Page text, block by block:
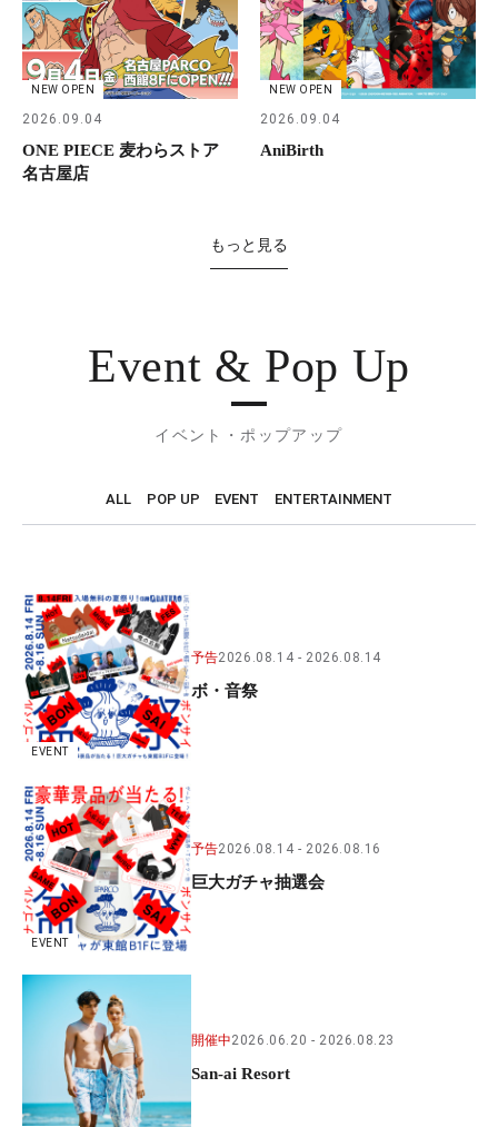
NEW OPEN
2026.09.04
ONE PIECE 麦わらストア
名古屋店
NEW OPEN
2026.09.04
AniBirth
もっと見る
Event & Pop Up
イベント・ポップアップ
ALL POP UP EVENT ENTERTAINMENT
EVENT
予告2026.08.14 2026.08.14
ボ・音祭
EVENT
予告2026.08.14 2026.08.16
巨大ガチャ抽選会
開催中2026.06.20 2026.08.23
San-ai Resort